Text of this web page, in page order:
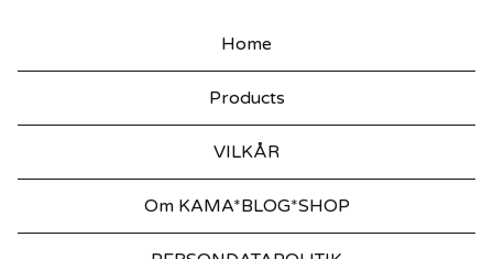
D
Home
Products
VILKÅR
Om KAMA*BLOG*SHOP